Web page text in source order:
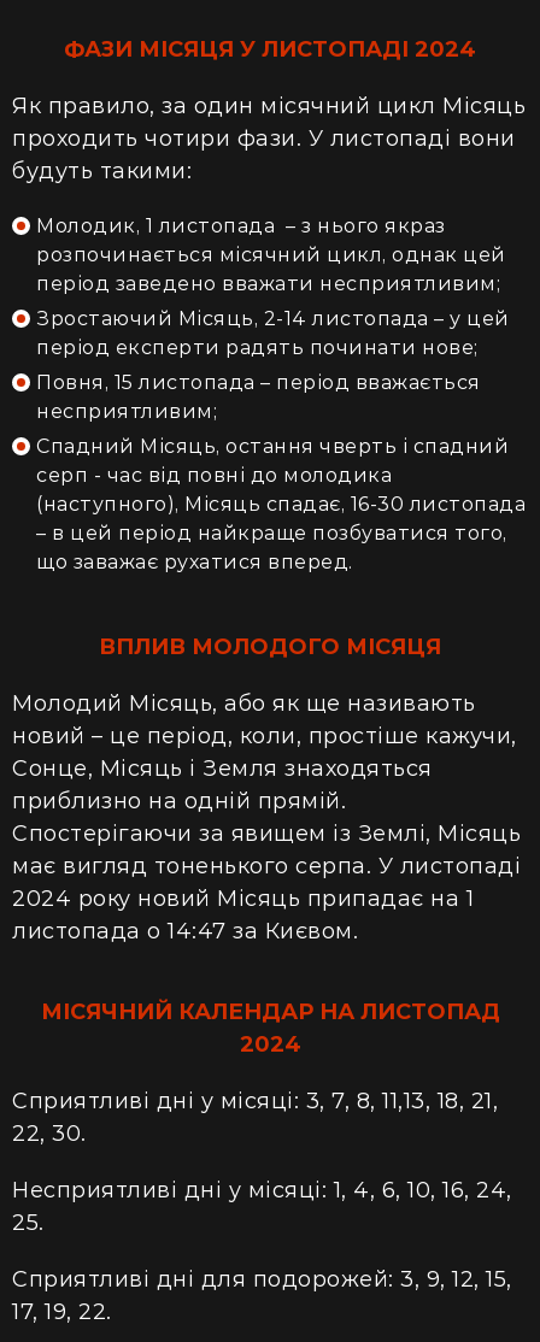
ФАЗИ МІСЯЦЯ У ЛИСТОПАДІ 2024
Як правило, за один місячний цикл Місяць
проходить чотири фази. У листопаді вони
будуть такими:
Молодик, 1 листопада – з нього якраз
розпочинається місячний цикл, однак цей
період заведено вважати несприятливим;
Зростаючий Місяць, 2-14 листопада – у цей
період експерти радять починати нове;
Повня, 15 листопада – період вважається
несприятливим;
Спадний Місяць, остання чверть і спадний
серп - час від повні до молодика
(наступного), Місяць спадає, 16-30 листопада
– в цей період найкраще позбуватися того,
що заважає рухатися вперед.
ВПЛИВ МОЛОДОГО МІСЯЦЯ
Молодий Місяць, або як ще називають
новий – це період, коли, простіше кажучи,
Сонце, Місяць і Земля знаходяться
приблизно на одній прямій.
Спостерігаючи за явищем із Землі, Місяць
має вигляд тоненького серпа. У листопаді
2024 року новий Місяць припадає на 1
листопада о 14:47 за Києвом.
МІСЯЧНИЙ КАЛЕНДАР НА ЛИСТОПАД
2024
Сприятливі дні у місяці: 3, 7, 8, 11,13, 18, 21,
22, 30.
Несприятливі дні у місяці: 1, 4, 6, 10, 16, 24,
25.
Сприятливі дні для подорожей: 3, 9, 12, 15,
17, 19, 22.